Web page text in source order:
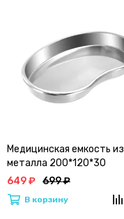
Медицинская емкость из
металла 200*120*30
649 ₽ 699 ₽
В корзину